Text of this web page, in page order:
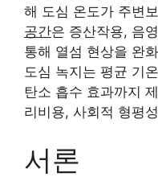
해 도심 온도가 주변
공간은 증산작용, 음
통해 열섬 현상을 완
도심 녹지는 평균 기
탄소 흡수 효과까지
리비용, 사회적 형평
서론